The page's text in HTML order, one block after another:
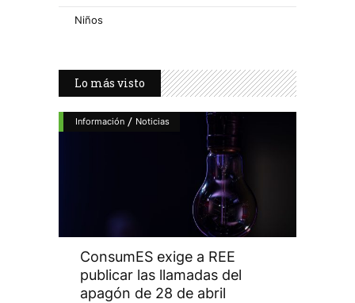
Niños
Lo más visto
Información / Noticias
ConsumES exige a REE
publicar las llamadas del
apagón de 28 de abril